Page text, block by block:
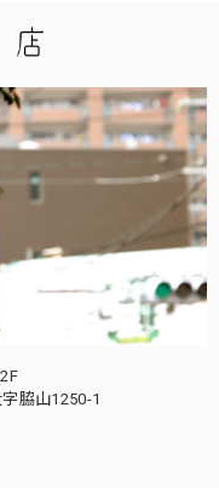
院4-8-30 2F
脇山1250-1